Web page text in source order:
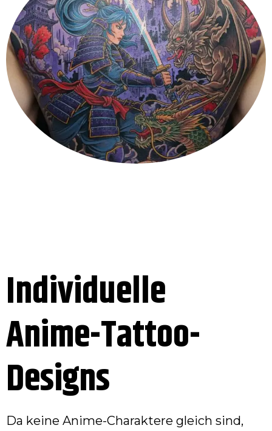
Individuelle
Anime-Tattoo-
Designs
Da keine Anime-Charaktere gleich sind,